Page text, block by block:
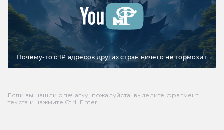
Почему-то с IP адресов других стран ничего не тормозит
Если вы нашли опечатку, пожалуйста, выделите фрагмент
текста и нажмите Ctrl+Enter.